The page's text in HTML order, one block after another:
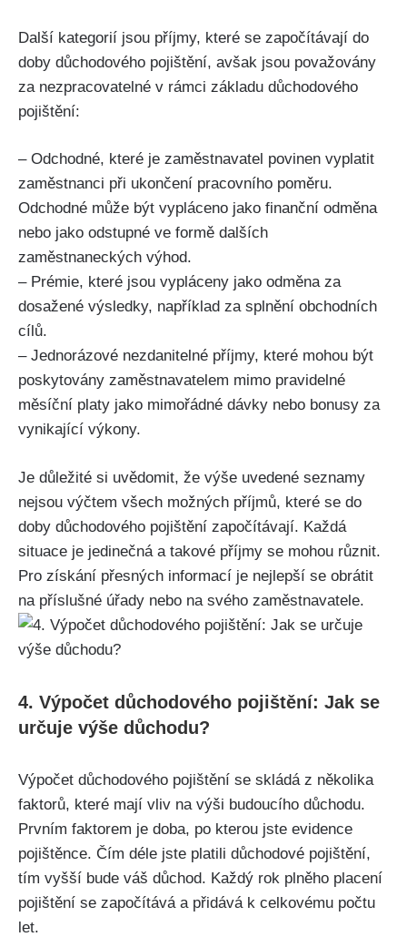
Další kategorií jsou příjmy, které se započítávají do
doby důchodového pojištění, avšak jsou považovány
za nezpracovatelné v rámci základu důchodového
pojištění:
– Odchodné, které je zaměstnavatel povinen vyplatit
zaměstnanci při ukončení pracovního poměru.
Odchodné může být vypláceno jako finanční odměna
nebo jako odstupné ve formě dalších
zaměstnaneckých výhod.
– Prémie, které jsou vypláceny jako odměna za
dosažené výsledky, například za splnění obchodních
cílů.
– Jednorázové nezdanitelné příjmy, které mohou být
poskytovány zaměstnavatelem mimo pravidelné
měsíční platy jako mimořádné dávky nebo bonusy za
vynikající výkony.
Je důležité si uvědomit, že výše uvedené seznamy
nejsou výčtem všech možných příjmů, které se do
doby důchodového pojištění započítávají. Každá
situace je jedinečná a takové příjmy se mohou různit.
Pro získání přesných informací je nejlepší se obrátit
na příslušné úřady nebo na svého zaměstnavatele.
4. Výpočet důchodového pojištění: Jak se
určuje výše důchodu?
Výpočet důchodového pojištění se skládá z několika
faktorů, které mají vliv na výši budoucího důchodu.
Prvním faktorem je doba, po kterou jste evidence
pojištěnce. Čím déle jste platili důchodové pojištění,
tím vyšší bude váš důchod. Každý rok plněho placení
pojištění se započítává a přidává k celkovému počtu
let.